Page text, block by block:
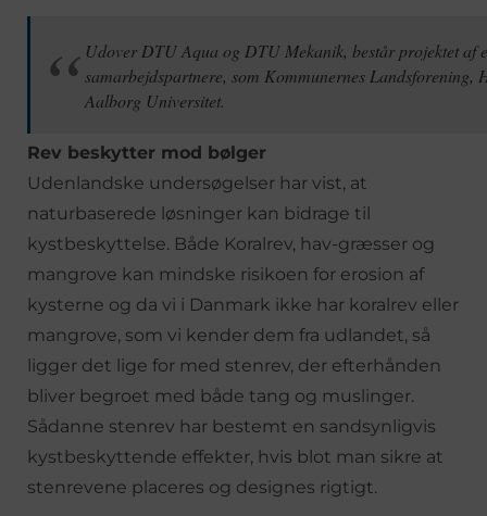
Udover DTU Aqua og DTU Mekanik, består projektet af
samarbejdspartnere, som Kommunernes Landsforening,
Aalborg Universitet.
Rev beskytter mod bølger
Udenlandske undersøgelser har vist, at
naturbaserede løsninger kan bidrage til
kystbeskyttelse. Både Koralrev, hav-græsser og
mangrove kan mindske risikoen for erosion af
kysterne og da vi i Danmark ikke har koralrev eller
mangrove, som vi kender dem fra udlandet, så
ligger det lige for med stenrev, der efterhånden
bliver begroet med både tang og muslinger.
Sådanne stenrev har bestemt en sandsynligvis
kystbeskyttende effekter, hvis blot man sikre at
stenrevene placeres og designes rigtigt.